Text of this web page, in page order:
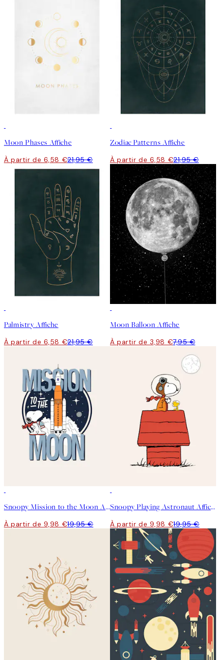
Moon Phases Affiche
À partir de 6,58 €21,95 €
Zodiac Patterns Affiche
À partir de 6,58 €21,95 €
Palmistry Affiche
À partir de 6,58 €21,95 €
Moon Balloon Affiche
À partir de 3,98 €7,95 €
Snoopy Mission to the Moon Affiche
À partir de 9,98 €19,95 €
Snoopy Playing Astronaut Affiche
À partir de 9,98 €19,95 €